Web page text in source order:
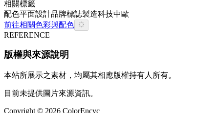
相關標籤
配色平面設計品牌標誌製造科技中歐
前往相關色彩與配色
REFERENCE
版權與來源說明
本站所展示之素材，均屬其相應版權持有人所有。
目前未提供圖片來源資訊。
Copyright © 2026 ColorEncyc